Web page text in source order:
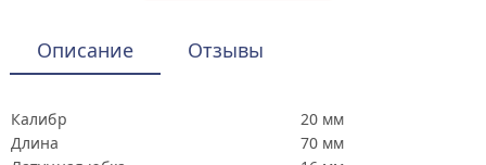
Описание Отзывы
Калибр
20 мм
Длина
70 мм